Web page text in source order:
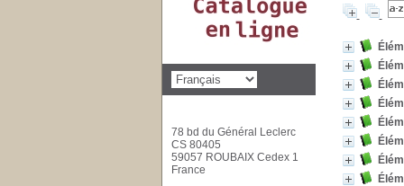
78 bd du Général Leclerc
CS 80405
59057 ROUBAIX Cedex 1
France